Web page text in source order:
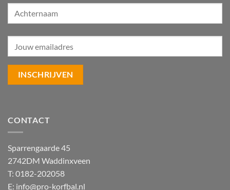
CONTACT
Sparrengaarde 45
2742DM Waddinxveen
T: 0182-202058
E: info@pro-korfbal.nl